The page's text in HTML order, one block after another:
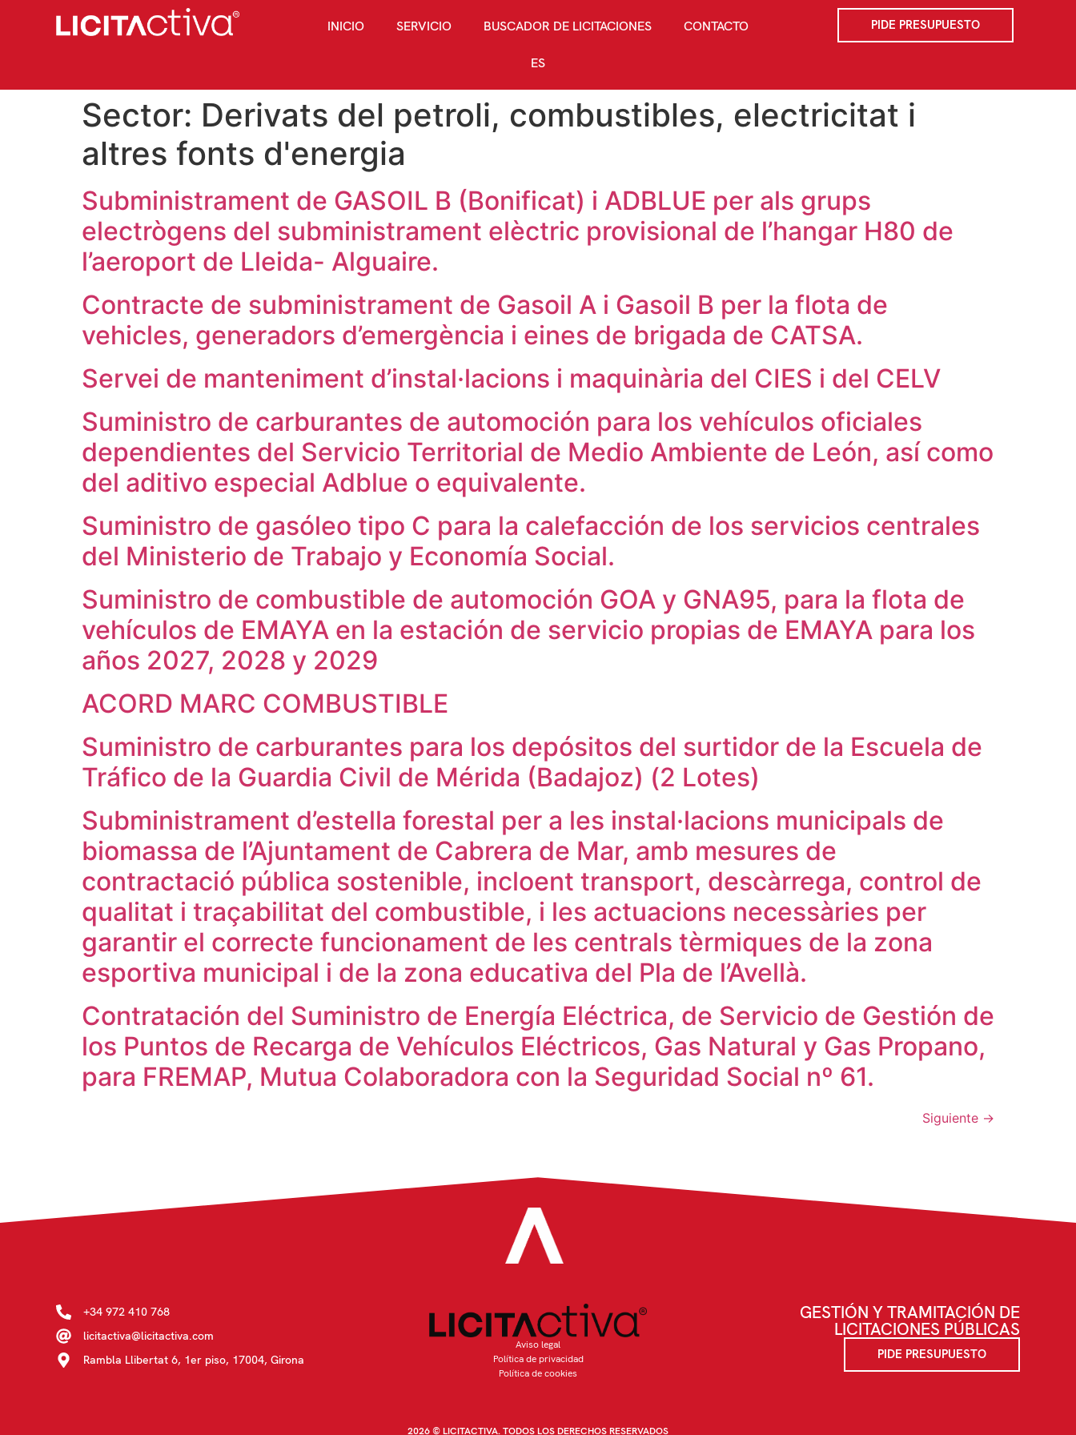
INICIO SERVICIO BUSCADOR DE LICITACIONES CONTACTO
ES
PIDE PRESUPUESTO
Sector: Derivats del petroli, combustibles, electricitat i
altres fonts d'energia
Subministrament de GASOIL B (Bonificat) i ADBLUE per als grups
electrògens del subministrament elèctric provisional de l’hangar H80 de
l’aeroport de Lleida- Alguaire.
Contracte de subministrament de Gasoil A i Gasoil B per la flota de
vehicles, generadors d’emergència i eines de brigada de CATSA.
Servei de manteniment d’instal·lacions i maquinària del CIES i del CELV
Suministro de carburantes de automoción para los vehículos oficiales
dependientes del Servicio Territorial de Medio Ambiente de León, así como
del aditivo especial Adblue o equivalente.
Suministro de gasóleo tipo C para la calefacción de los servicios centrales
del Ministerio de Trabajo y Economía Social.
Suministro de combustible de automoción GOA y GNA95, para la flota de
vehículos de EMAYA en la estación de servicio propias de EMAYA para los
años 2027, 2028 y 2029
ACORD MARC COMBUSTIBLE
Suministro de carburantes para los depósitos del surtidor de la Escuela de
Tráfico de la Guardia Civil de Mérida (Badajoz) (2 Lotes)
Subministrament d’estella forestal per a les instal·lacions municipals de
biomassa de l’Ajuntament de Cabrera de Mar, amb mesures de
contractació pública sostenible, incloent transport, descàrrega, control de
qualitat i traçabilitat del combustible, i les actuacions necessàries per
garantir el correcte funcionament de les centrals tèrmiques de la zona
esportiva municipal i de la zona educativa del Pla de l’Avellà.
Contratación del Suministro de Energía Eléctrica, de Servicio de Gestión de
los Puntos de Recarga de Vehículos Eléctricos, Gas Natural y Gas Propano,
para FREMAP, Mutua Colaboradora con la Seguridad Social nº 61.
Siguiente →
+34 972 410 768
licitactiva@licitactiva.com
Rambla Llibertat 6, 1er piso, 17004, Girona
Aviso legal
Política de privacidad
Política de cookies
GESTIÓN Y TRAMITACIÓN DE
LICITACIONES PÚBLICAS
PIDE PRESUPUESTO
2026 © LICITACTIVA. TODOS LOS DERECHOS RESERVADOS